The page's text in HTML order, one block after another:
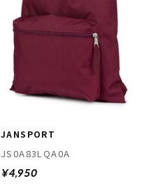
JANSPORT
JS0A83LQA0A
¥4,950